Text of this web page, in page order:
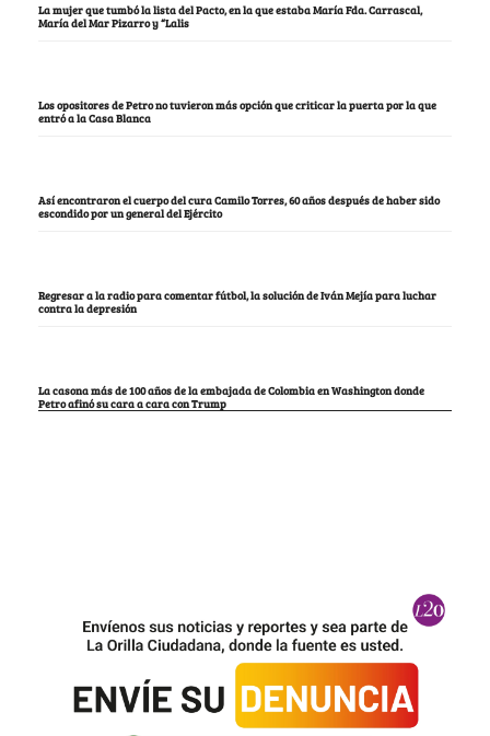
La mujer que tumbó la lista del Pacto, en la que estaba María Fda. Carrascal,
María del Mar Pizarro y “Lalis
Los opositores de Petro no tuvieron más opción que criticar la puerta por la que
entró a la Casa Blanca
Así encontraron el cuerpo del cura Camilo Torres, 60 años después de haber sido
escondido por un general del Ejército
Regresar a la radio para comentar fútbol, la solución de Iván Mejía para luchar
contra la depresión
La casona más de 100 años de la embajada de Colombia en Washington donde
Petro afinó su cara a cara con Trump